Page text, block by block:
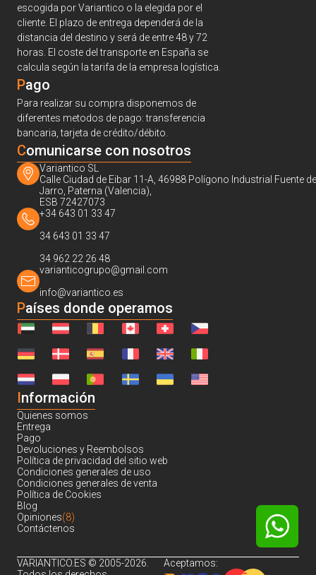
escogida por Variantico o la elegida por el
cliente. El plazo de entrega dependerá de la
distancia del destino y será de entre 48 y 72
horas. El coste del transporte en España se
calcula según la tarifa de la empresa logística.
Pago
Para realizar su compra disponemos de
diferentes metodos de pago: transferencia
bancaria, tarjeta de crédito/débito.
Comunicarse con nosotros
Variantico SL
Calle Ciudad de Eibar 11-A, 46988 Polígono Industrial Fuente
Jarro, Paterna (Valencia),
ESB 72427073
+34 643 01 33 47
34 643 01 33 47
34 962 22 26 48
varianticogrupo@gmail.com
info@variantico.es
Países donde operamos
Información
Quienes somos
Entrega
Pago
Devoluciones y Reembolsos
Política de privacidad del sitio web
Condiciones generales de uso
Condiciones generales de venta
Política de Cookies
Blog
Opiniones(8)
Contáctenos
VARIANTICO.ES © 2005-2026.
Aceptamos: